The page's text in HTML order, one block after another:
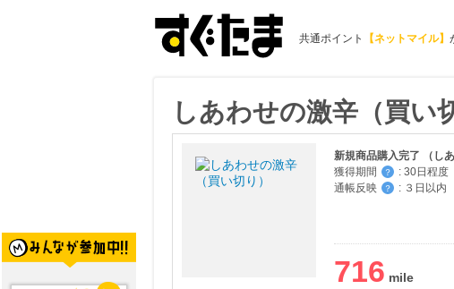
共通ポイント 【ネットマイル】
しあわせの激辛（買い
新規商品購入完了 （し
獲得期間
？ : 30日程度
通帳反映
？ : ３日以内
716